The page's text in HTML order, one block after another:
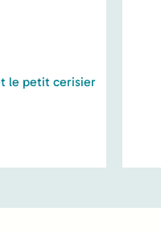
le petit cerisier